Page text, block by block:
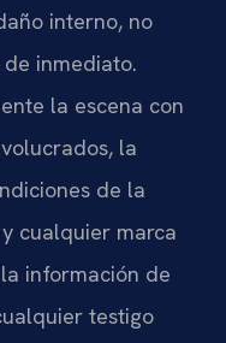
interno, no
inmediato.
la escena con
la
de la
cualquier marca
información de
testigo